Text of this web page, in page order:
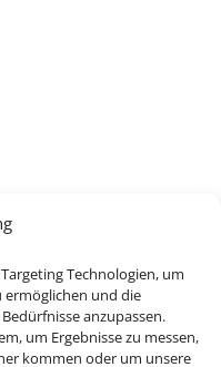
Technologien, um
ermöglichen und die
anzupassen.
um Ergebnisse zu messen,
kommen oder um unsere